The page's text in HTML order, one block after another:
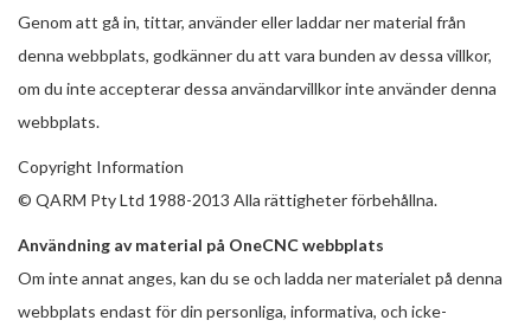
Genom att gå in, tittar, använder eller laddar ner material från
denna webbplats, godkänner du att vara bunden av dessa villkor,
om du inte accepterar dessa användarvillkor inte använder denna
webbplats.
Copyright Information
© QARM Pty Ltd 1988-2013 Alla rättigheter förbehållna.
Användning av material på OneCNC webbplats
Om inte annat anges, kan du se och ladda ner materialet på denna
webbplats endast för din personliga, informativa, och icke-